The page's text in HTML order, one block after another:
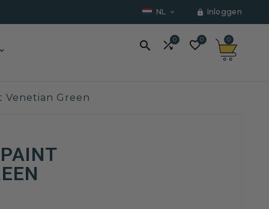
NL   Inloggen
 0 0 0
Venetian Green